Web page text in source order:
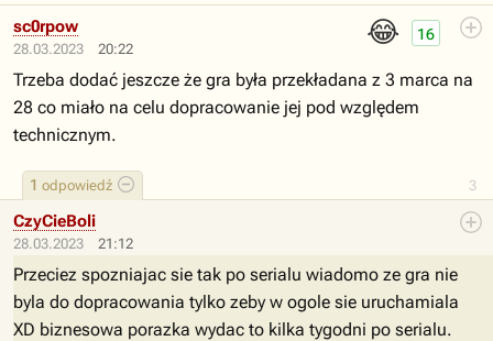
28.03.2023 20:22
😂
3
16
1 odpowiedź
sc0rpow
Trzeba dodać jeszcze że gra była przekładana z 3 marca na
28 co miało na celu dopracowanie jej pod względem
technicznym.
28.03.2023 21:12
CzyCieBoli
Przeciez spozniajac sie tak po serialu wiadomo ze gra nie
byla do dopracowania tylko zeby w ogole sie uruchamiala
XD biznesowa porazka wydac to kilka tygodni po serialu.